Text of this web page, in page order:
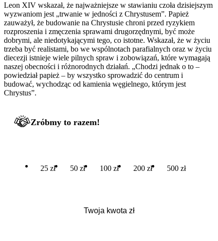
Leon XIV wskazał, że najważniejsze w stawianiu czoła dzisiejszym
wyzwaniom jest „trwanie w jedności z Chrystusem”. Papież
zauważył, że budowanie na Chrystusie chroni przed ryzykiem
rozproszenia i zmęczenia sprawami drugorzędnymi, być może
dobrymi, ale niedotykającymi tego, co istotne. Wskazał, że w życiu
trzeba być realistami, bo we wspólnotach parafialnych oraz w życiu
diecezji istnieje wiele pilnych spraw i zobowiązań, które wymagają
naszej obecności i różnorodnych działań. „Chodzi jednak o to –
powiedział papież – by wszystko sprowadzić do centrum i
budować, wychodząc od kamienia węgielnego, którym jest
Chrystus”.
Zróbmy to razem!
25 zł 50 zł 100 zł 200 zł 500 zł